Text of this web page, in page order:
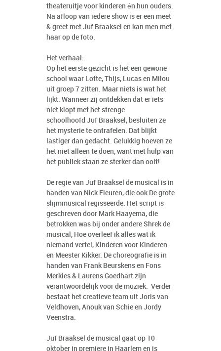
theateruitje voor kinderen én hun ouders.
Na afloop van iedere show is er een meet
& greet met Juf Braaksel en kan men met
haar op de foto.
Het verhaal:
Op het eerste gezicht is het een gewone
school waar Lotte, Thijs, Lucas en Milou
uit groep 7 zitten. Maar niets is wat het
lijkt. Wanneer zij ontdekken dat er iets
niet klopt met het strenge
schoolhoofd Juf Braaksel, besluiten ze
het mysterie te ontrafelen. Dat blijkt
lastiger dan gedacht. Gelukkig hoeven ze
het niet alleen te doen, want met hulp van
het publiek staan ze sterker dan ooit!
De regie van Juf Braaksel de musical is in
handen van Nick Fleuren, die ook De grote
slijmmusical regisseerde. Het script is
geschreven door Mark Haayema, die
betrokken was bij onder andere Shrek de
musical, Hoe overleef ik alles wat ik
niemand vertel, Kinderen voor Kinderen
en Meester Kikker. De choreografie is in
handen van Frank Beurskens en Fons
Merkies & Laurens Goedhart zijn
verantwoordelijk voor de muziek. Verder
bestaat het creatieve team uit Joris van
Veldhoven, Anouk van Schie en Jordy
Veenstra.
Juf Braaksel de musical gaat op 10
oktober in premiere in Haarlem en is